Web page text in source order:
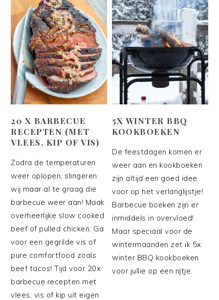
20 X BARBECUE
RECEPTEN (MET
VLEES, KIP OF VIS)
Zodra de temperaturen
weer oplopen, slingeren
wij maar al te graag die
barbecue weer aan! Maak
overheerlijke slow cooked
beef of pulled chicken. Ga
voor een gegrilde vis of
pure comfortfood zoals
beef tacos! Tijd voor 20x
barbecue recepten met
vlees, vis of kip uit eigen
5X WINTER BBQ
KOOKBOEKEN
De feestdagen komen er
weer aan en kookboeken
zijn altijd een goed idee
voor op het verlanglijstje!
Barbecue boeken zijn er
inmiddels in overvloed!
Maar speciaal voor de
wintermaanden zet ik 5x
winter BBQ kookboeken
voor jullie op een rijtje.